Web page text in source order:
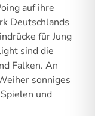
auf ihre
Deutschlands
für Jung
sind die
Falken. An
sonniges
und